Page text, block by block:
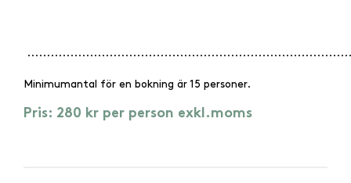
Minimumantal för en bokning är 15 personer.
Pris: 280 kr per person exkl.moms